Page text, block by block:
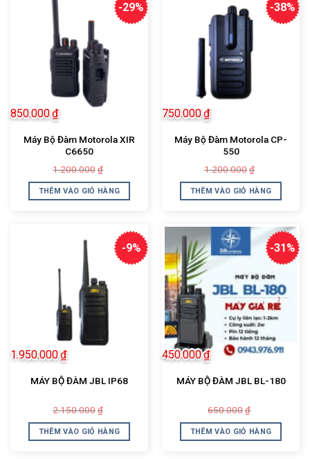
-29%
Máy Bộ Đàm Motorola XIR
C6650
1.200.000 ₫
là:
1.200.000₫.
850.000₫
tại
là:
THÊM VÀO GIỎ HÀNG
-38%
Máy Bộ Đàm Motorola CP-
550
1.200.000 ₫
là:
1.200.000₫.
750.000₫
tại
là:
THÊM VÀO GIỎ HÀNG
-9%
MÁY BỘ ĐÀM JBL IP68
2.150.000 ₫
là:
2.150.000₫.
1.950.000₫
tại
là:
THÊM VÀO GIỎ HÀNG
-31%
MÁY BỘ ĐÀM JBL BL-180
650.000 ₫
là:
650.000₫.
450.000₫
tại
là:
THÊM VÀO GIỎ HÀNG